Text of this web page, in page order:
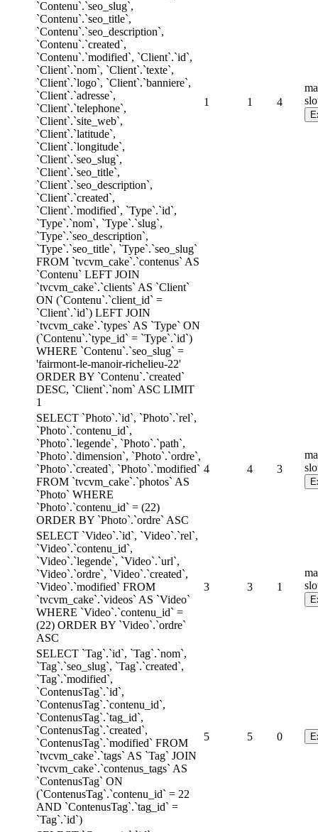
`Contenu`.`seo_slug`,
`Contenu`.`seo_title`,
`Contenu`.`seo_description`,
`Contenu`.`created`,
`Contenu`.`modified`, `Client`.`id`,
`Client`.`nom`, `Client`.`texte`,
`Client`.`logo`, `Client`.`banniere`,
`Client`.`adresse`,
`Client`.`telephone`,
`Client`.`site_web`,
`Client`.`latitude`,
`Client`.`longitude`,
`Client`.`seo_slug`,
`Client`.`seo_title`,
`Client`.`seo_description`,
`Client`.`created`,
`Client`.`modified`, `Type`.`id`,
`Type`.`nom`, `Type`.`slug`,
`Type`.`seo_description`,
`Type`.`seo_title`, `Type`.`seo_slug`
FROM `tvcvm_cake`.`contenus` AS
`Contenu` LEFT JOIN
`tvcvm_cake`.`clients` AS `Client`
ON (`Contenu`.`client_id` =
`Client`.`id`) LEFT JOIN
`tvcvm_cake`.`types` AS `Type` ON
(`Contenu`.`type_id` = `Type`.`id`)
WHERE `Contenu`.`seo_slug` =
'fairmont-le-manoir-richelieu-22'
ORDER BY `Contenu`.`created`
DESC, `Client`.`nom` ASC LIMIT
1
1 1 4
SELECT `Photo`.`id`, `Photo`.`rel`,
`Photo`.`contenu_id`,
`Photo`.`legende`, `Photo`.`path`,
`Photo`.`dimension`, `Photo`.`ordre`,
`Photo`.`created`, `Photo`.`modified`
FROM `tvcvm_cake`.`photos` AS
`Photo` WHERE
`Photo`.`contenu_id` = (22)
ORDER BY `Photo`.`ordre` ASC
4 4 3
SELECT `Video`.`id`, `Video`.`rel`,
`Video`.`contenu_id`,
`Video`.`legende`, `Video`.`url`,
`Video`.`ordre`, `Video`.`created`,
`Video`.`modified` FROM
`tvcvm_cake`.`videos` AS `Video`
WHERE `Video`.`contenu_id` =
(22) ORDER BY `Video`.`ordre`
ASC
3 3 1
SELECT `Tag`.`id`, `Tag`.`nom`,
`Tag`.`seo_slug`, `Tag`.`created`,
`Tag`.`modified`,
`ContenusTag`.`id`,
`ContenusTag`.`contenu_id`,
`ContenusTag`.`tag_id`,
`ContenusTag`.`created`,
`ContenusTag`.`modified` FROM
`tvcvm_cake`.`tags` AS `Tag` JOIN
`tvcvm_cake`.`contenus_tags` AS
`ContenusTag` ON
(`ContenusTag`.`contenu_id` = 22
AND `ContenusTag`.`tag_id` =
`Tag`.`id`)
5 5 0